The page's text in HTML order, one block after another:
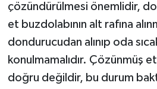
çözündürülmesi önemlidir,
et buzdolabının alt rafına
dondurucudan alınıp oda
konulmamalıdır. Çözünmüş
doğru değildir, bu durum